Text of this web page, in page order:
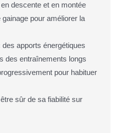
en descente et en montée
pour améliorer la
des apports énergétiques
des entraînements longs
pour habituer
sûr de sa fiabilité sur